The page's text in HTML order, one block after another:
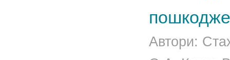
Автори: